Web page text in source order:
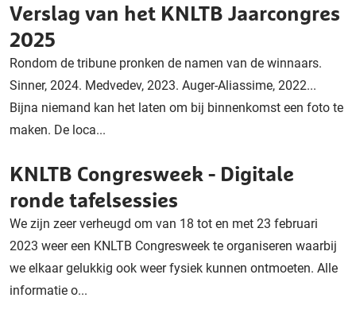
Verslag van het KNLTB Jaarcongres
2025
Rondom de tribune pronken de namen van de winnaars.
Sinner, 2024. Medvedev, 2023. Auger-Aliassime, 2022...
Bijna niemand kan het laten om bij binnenkomst een foto te
maken. De loca...
KNLTB Congresweek - Digitale
ronde tafelsessies
We zijn zeer verheugd om van 18 tot en met 23 februari
2023 weer een KNLTB Congresweek te organiseren waarbij
we elkaar gelukkig ook weer fysiek kunnen ontmoeten. Alle
informatie o...